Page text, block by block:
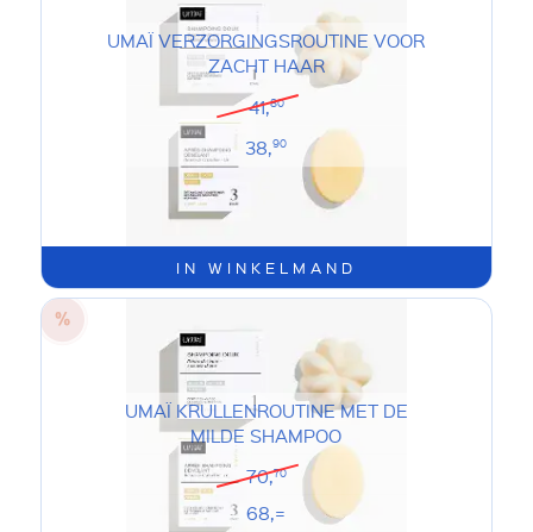
IN WINKELMAND
UMAÏ VERZORGINGSROUTINE VOOR
ZACHT HAAR
41,80
38,90
UMAÏ KRULLENROUTINE MET DE
MILDE SHAMPOO
70,70
68,=